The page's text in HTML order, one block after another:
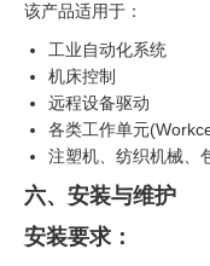
该产品适用于：
工业自动化系统
机床控制
远程设备驱动
各类工作单元
注塑机、纺织机械、
六、安装与维护
安装要求：